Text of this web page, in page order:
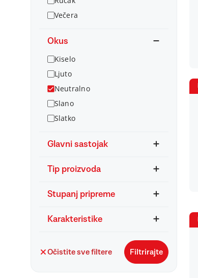
Večera
Okus
Kiselo
Ljuto
Neutralno
Slano
Slatko
Glavni sastojak
Tip proizvoda
Stupanj pripreme
Karakteristike
Očistite sve filtere Filtrirajte